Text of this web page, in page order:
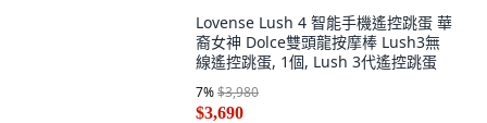
Lovense Lush 4 智能手機遙控跳蛋 華
裔女神 Dolce雙頭龍按摩棒 Lush3無
線遙控跳蛋, 1個, Lush 3代遙控跳蛋
7%$3,980
$3,690